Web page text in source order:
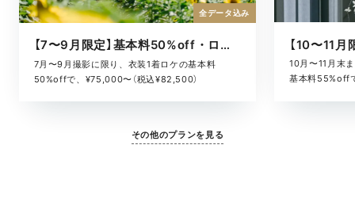
【7〜9月限定】基本料50%off・ロケキャンペーン
7月〜9月撮影に限り、衣装1着ロケの基本料
50%offで、¥75,000〜（税込¥82,500）
全データ込み
10月〜11月末
基本料55%off
その他のプランを見る